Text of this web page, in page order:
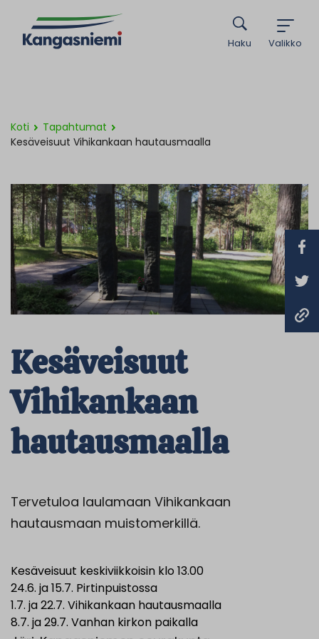
Valikko
Haku
Koti
Tapahtumat
Kesäveisuut Vihikankaan hautausmaalla
Kesäveisuut
Vihikankaan
hautausmaalla
Tervetuloa laulamaan Vihikankaan
hautausmaan muistomerkillä.
Kesäveisuut keskiviikkoisin klo 13.00
24.6. ja 15.7. Pirtinpuistossa
1.7. ja 22.7. Vihikankaan hautausmaalla
8.7. ja 29.7. Vanhan kirkon paikalla